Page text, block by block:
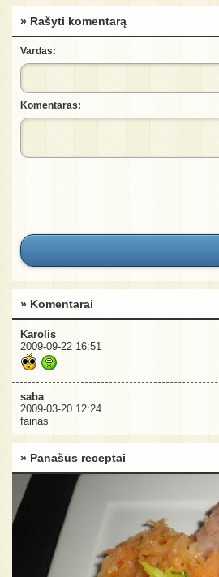
» Rašyti komentarą
Vardas:
Komentaras:
» Komentarai
Karolis
2009-09-22 16:51
saba
2009-03-20 12:24
fainas
» Panašūs receptai